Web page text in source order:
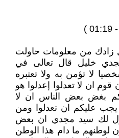
زادك من معلومات حاولت
خليل قال تعالى في
لا تؤمن به ولا تعتبره
قوم ان لا تعدلوا إعدلوا هو
بغض بعض الناس ان لا
عليكم ان تعدلوا ومن
لك سيد مجدي ان بعض
لوطنهم ما دام هذا الوطن